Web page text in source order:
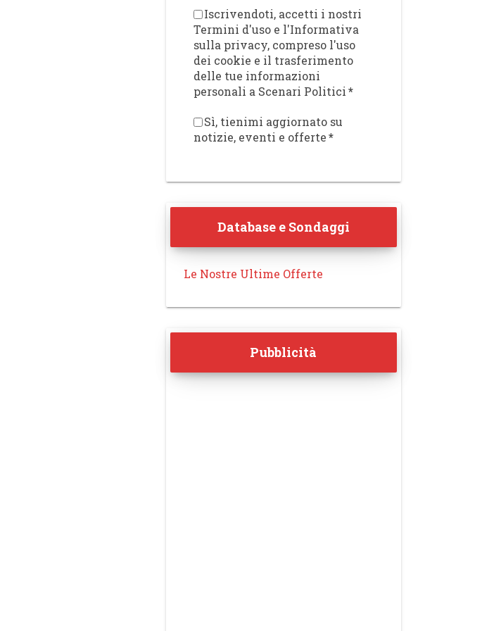
Iscrivendoti, accetti i nostri
Termini d'uso e l'Informativa
sulla privacy, compreso l'uso
dei cookie e il trasferimento
delle tue informazioni
personali a Scenari Politici*
Sì, tienimi aggiornato su
notizie, eventi e offerte*
Database e Sondaggi
Le Nostre Ultime Offerte
Pubblicità